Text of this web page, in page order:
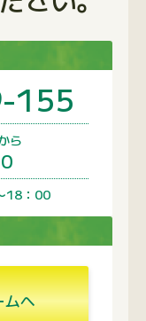
155
ら
18：00
ムへ